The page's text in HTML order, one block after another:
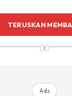
View this post on
TERUSKAN
∞
Ads